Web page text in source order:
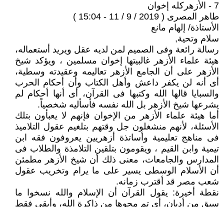
7 - الأزهركله إخوان
طاهر المصرى ( 2019 / 9 / 11 - 15:04 )
الأستاذة/ إلهام مانع
سلام وتحية,
رسالة رائعة وفى الصميم لمن لديه عقل ويريد أستعماله،
هيئة علماء الأزهر غالبيتها إخوان مسلمين ، ويؤكد شيخ
الأزهر على أن الجامع الأزهر تعاليمه وعقيدته وسطية،
أى أنه لن يكفر داعش وأهل الكتاب وأن أحكام الحرب
والسبايا قالها الله وكتبها فى القرآن، أى أنها أحكام لم
يشرعها شيخ الأزهر بل الله نفسه فأسأليه شخصياً.
أما هيئة علماء الأزهر من الإخوان فإنهم لا يعبأون بتلك
الأسئلة، لأنهم منشغلون جل وقتهم بتلغيم عقول التلاميذ
فى مناهج تعليمية وأساتذة أزهريين يعروفون فقه ابن
تيمية وابن القيم ، ويقومون بتلقين التلامذة والطلاب فى
المدارس والجامعات، معنى ذلك أن شيخ الأزهر مطمئن
أن الأسلام الوسطى يسير على ما يرام وتخريب عقول
شعب مصر قد أقترب زمانه.
نقطة أخيرة: يقول القرآن أن الإسلام والله نسخوا ما
سبق من أديان، أى تم محوها من ذاكرة الله، وأبقى فقط